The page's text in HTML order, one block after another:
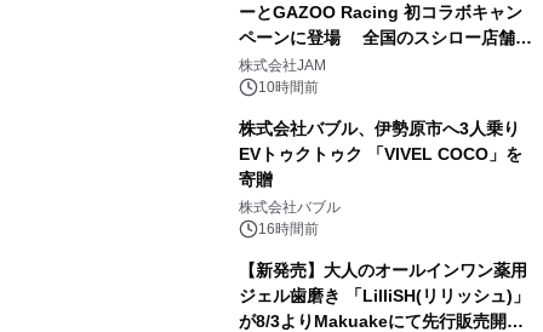
ーとGAZOO Racing 初コラボキャン
ペーンに登場 全国のスシロー店舗で
GR 4車種の FUNBOO(ミニカー)付き
メニューが展開されます
株式会社JAM
10時間前
株式会社バブル、伊勢原市へ3人乗り
EVトゥクトゥク 「VIVEL COCO」を
寄贈
株式会社バブル
16時間前
【新発売】大人のオールインワン薬用
ジェル歯磨き 「LilliSH(リリッシュ)」
が8/3よりMakuakeにて先行販売開